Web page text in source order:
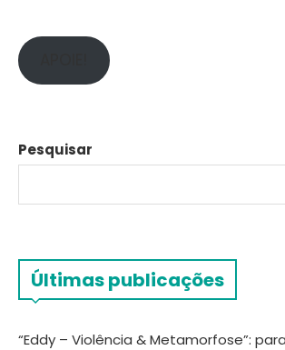
Pesquisar
Últimas publicações
“Eddy – Violência & Metamorfose”: